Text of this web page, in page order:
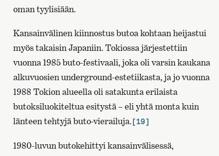
oman tyylisiään.
Kansainvälinen kiinnostus butoa kohtaan heijastui
myös takaisin Japaniin. Tokiossa järjestettiin
vuonna 1985 buto-festivaali, joka oli varsin kaukana
alkuvuosien underground-estetiikasta, ja jo vuonna
1988 Tokion alueella oli satakunta erilaista
butoksiluokiteltua esitystä – eli yhtä monta kuin
länteen tehtyjä buto-vierailuja.[19]
1980-luvun butokehittyi kansainvälisessä,